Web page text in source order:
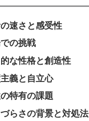
速さと感受性
の挑戦
な性格と創造性
義と自立心
特有の課題
らさの背景と対処法